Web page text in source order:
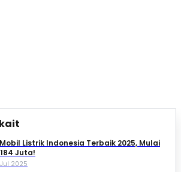
Listrik Indonesia Terbaik 2025, Mulai
Juta!
2025